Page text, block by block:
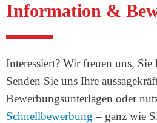
Information &
Interessiert? Wir freuen uns,
Senden Sie uns Ihre
Bewerbungsunterlagen oder
Schnellbewerbung – ganz wie